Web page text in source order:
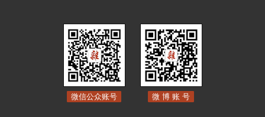
微信公众账号 微 博 账 号